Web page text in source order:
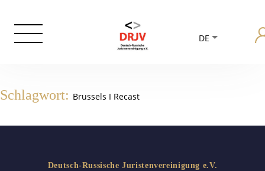
DE
Schlagwort: Brussels I Recast
Deutsch-Russische Juristenvereinigung e.V.